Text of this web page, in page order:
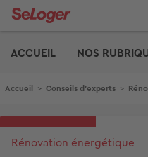
Aller
ACCUEIL
NOS
Fil d'Ariane
Accueil > Conseils d'experts >
Rénovation énergétique